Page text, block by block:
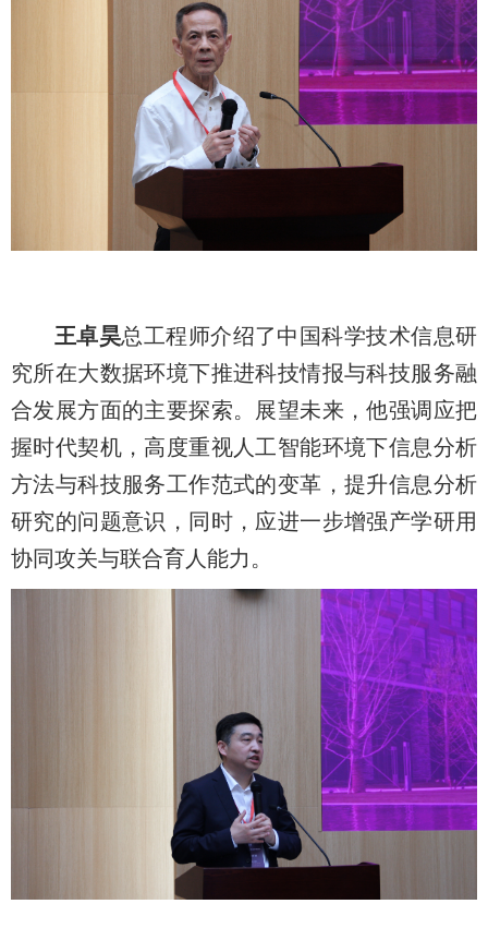
王卓昊总工程师介绍了中国科学技术信息研
究所在大数据环境下推进科技情报与科技服务融
合发展方面的主要探索。展望未来，他强调应把
握时代契机，高度重视人工智能环境下信息分析
方法与科技服务工作范式的变革，提升信息分析
研究的问题意识，同时，应进一步增强产学研用
协同攻关与联合育人能力。